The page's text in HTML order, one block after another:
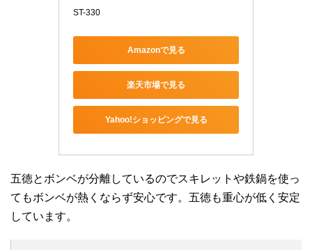
ST-330
Amazonで見る
楽天市場で見る
Yahoo!ショッピングで見る
五徳とボンベが分離しているのでスキレットや鉄鍋を使っ
てもボンベが熱くならず安心です。五徳も重心が低く安定
しています。